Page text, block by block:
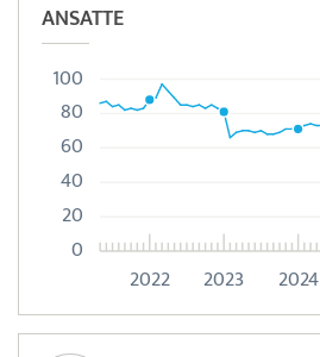
ANSATTE
2022 2023 2024
0
20
40
60
80
100